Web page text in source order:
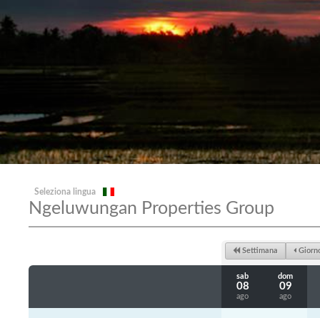
Seleziona lingua
Ngeluwungan Properties Group
Settimana
sab
08
ago
dom
09
ago